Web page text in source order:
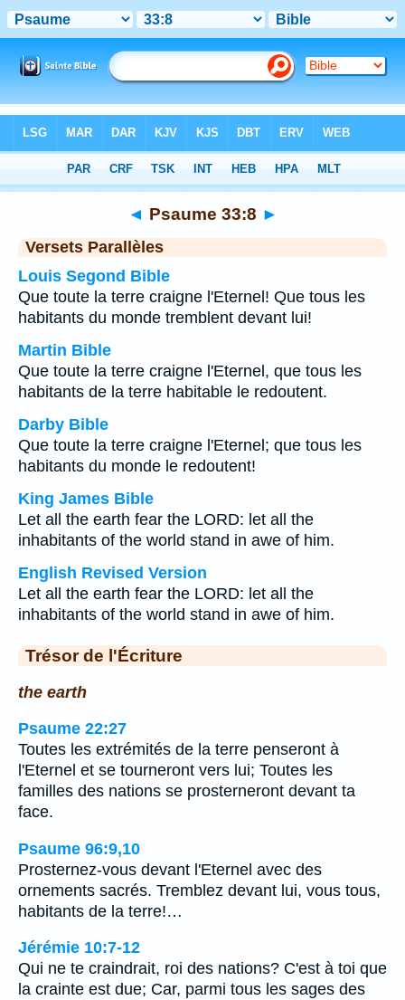
Chapitre 33> Verset 8
◄ Psaume 33:8 ►
Versets Parallèles
Louis Segond Bible
Que toute la terre craigne l'Eternel! Que tous les
habitants du monde tremblent devant lui!
Martin Bible
Que toute la terre craigne l'Eternel, que tous les
habitants de la terre habitable le redoutent.
Darby Bible
Que toute la terre craigne l'Eternel; que tous les
habitants du monde le redoutent!
King James Bible
Let all the earth fear the LORD: let all the
inhabitants of the world stand in awe of him.
English Revised Version
Let all the earth fear the LORD: let all the
inhabitants of the world stand in awe of him.
Trésor de l'Écriture
the earth
Psaume 22:27
Toutes les extrémités de la terre penseront à
l'Eternel et se tourneront vers lui; Toutes les
familles des nations se prosterneront devant ta
face.
Psaume 96:9,10
Prosternez-vous devant l'Eternel avec des
ornements sacrés. Tremblez devant lui, vous tous,
habitants de la terre!…
Jérémie 10:7-12
Qui ne te craindrait, roi des nations? C'est à toi que
la crainte est due; Car, parmi tous les sages des